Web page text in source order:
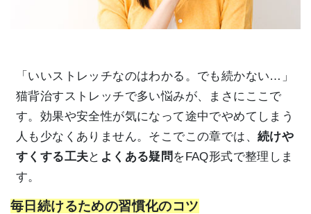
「いいストレッチなのはわかる。でも続かない…」
猫背治すストレッチで多い悩みが、まさにここで
す。効果や安全性が気になって途中でやめてしまう
人も少なくありません。そこでこの章では、 続けや
すくする工夫と よくある疑問 をFAQ形式で整理しま
す。
毎日続けるための習慣化のコツ